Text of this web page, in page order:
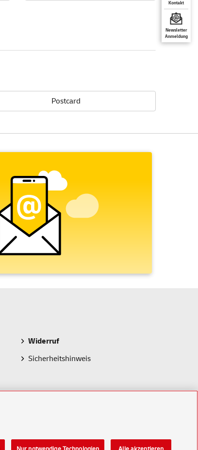
Kontakt
Newsletter
Anmeldung
Postcard
Widerruf
Sicherheitshinweis